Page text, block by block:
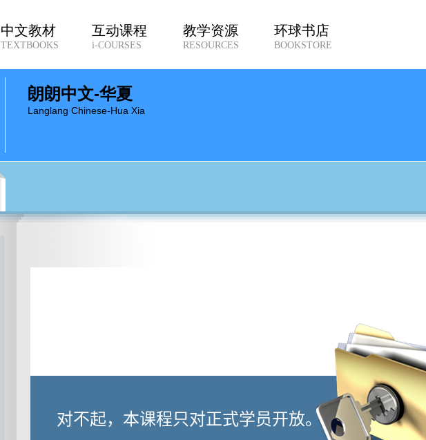
中文教材
TEXTBOOKS
互动课程
i-COURSES
教学资源
RESOURCES
环球书店
BOOKSTORE
朗朗中文-华夏
Langlang Chinese-Hua Xia